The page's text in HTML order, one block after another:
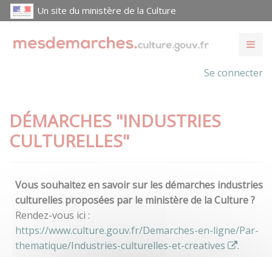
Un site du ministère de la Culture
Se connecter
DÉMARCHES "INDUSTRIES
CULTURELLES"
Vous souhaitez en savoir sur les démarches industries
culturelles proposées par le ministère de la Culture ?
Rendez-vous ici :
https://www.culture.gouv.fr/Demarches-en-ligne/Par-
thematique/Industries-culturelles-et-creatives
.